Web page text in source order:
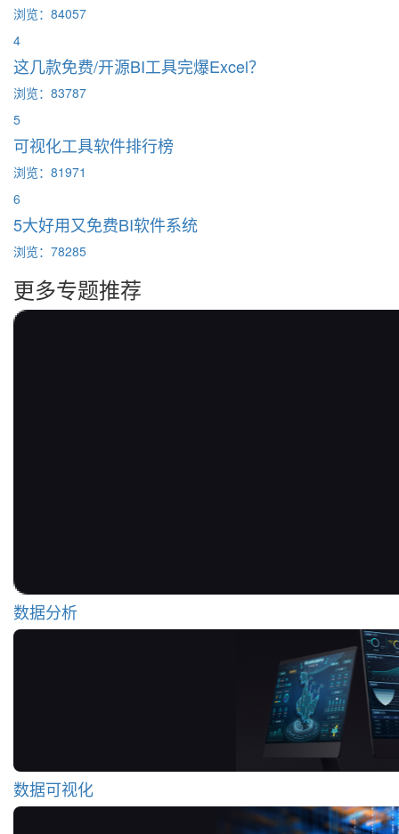
浏览：84057
4
这几款免费/开源BI工具完爆Excel？
浏览：83787
5
可视化工具软件排行榜
浏览：81971
6
5大好用又免费BI软件系统
浏览：78285
更多专题推荐
数据分析
数据可视化